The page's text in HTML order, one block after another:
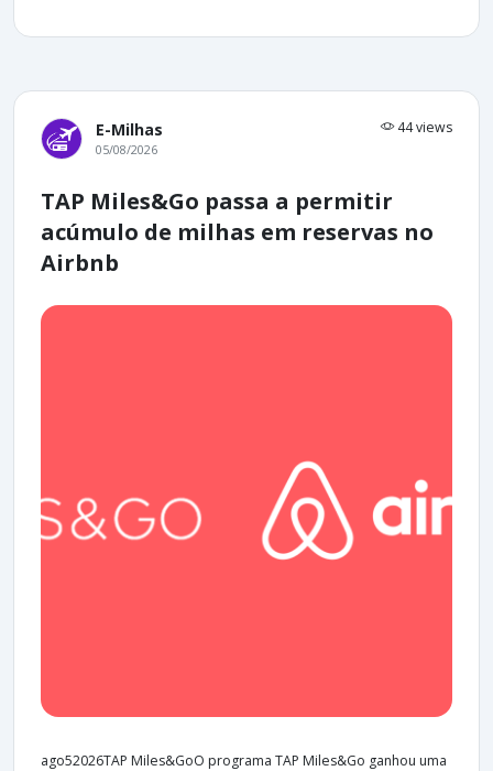
E-Milhas 44 views
05/08/2026
TAP Miles&Go passa a permitir
acúmulo de milhas em reservas no
Airbnb
ago52026TAP Miles&GoO programa TAP Miles&Go ganhou uma